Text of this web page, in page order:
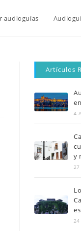
audioguías
Artículos
4
y
27
24